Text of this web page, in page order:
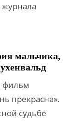
журнала
мальчика,
фильм
прекрасна».
судьбе